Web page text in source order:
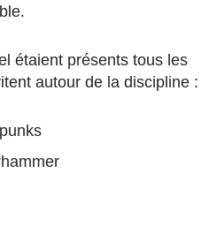
étaient présents tous les
autour de la discipline :